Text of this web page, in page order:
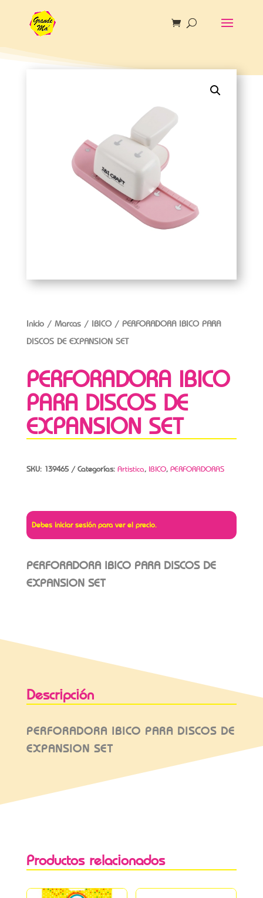
Inicio/ Marcas/ IBICO/ PERFORADORA IBICO PARA
DISCOS DE EXPANSION SET
PERFORADORA IBICO
PARA DISCOS DE
EXPANSION SET
SKU: 139465 Categorías: Artistica, IBICO, PERFORADORAS
Debes iniciar sesión para ver el precio.
PERFORADORA IBICO PARA DISCOS DE
EXPANSION SET
Descripción
PERFORADORA IBICO PARA DISCOS DE
EXPANSION SET
Productos relacionados